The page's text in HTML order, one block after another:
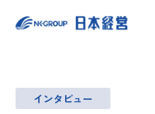
インタビュー